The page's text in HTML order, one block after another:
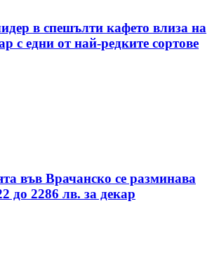
в спешълти кафето влиза на
с едни от най-редките сортове
във Врачанско се разминава
до 2286 лв. за декар